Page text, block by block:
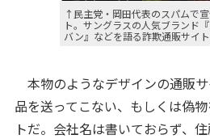
↑民主党・岡田代表のスパムで
ト。サングラスの人気ブランド
バン』などを語る詐欺通販サイト
本物のようなデザインの通販
品を送ってこない、もしくは偽
トだ。会社名は書いておらず、